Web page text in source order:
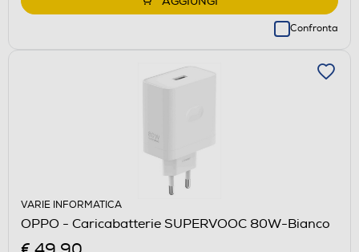
Confronta
VARIE INFORMATICA
OPPO - Caricabatterie SUPERVOOC 80W-Bianco